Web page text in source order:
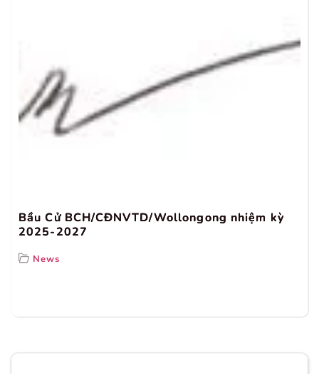
Bầu Cử BCH/CĐNVTD/Wollongong nhiệm kỳ
2025-2027
News